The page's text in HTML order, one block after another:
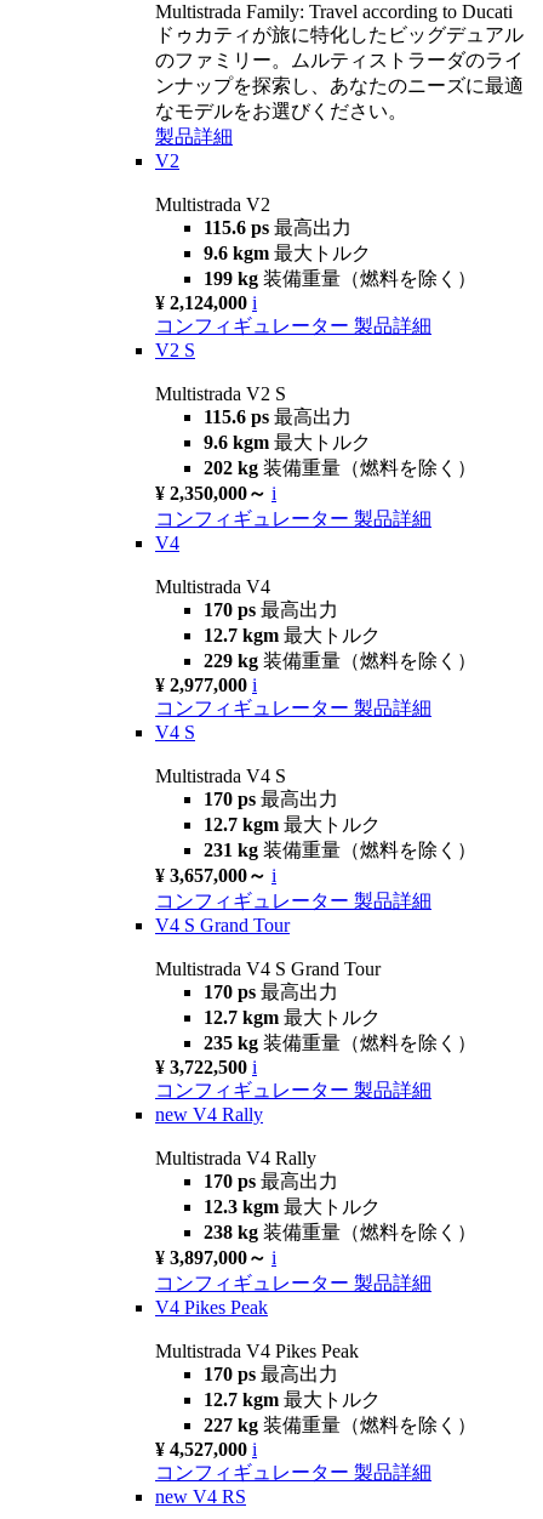
Multistrada Family: Travel according to Ducati
ドゥカティが旅に特化したビッグデュアル
のファミリー。ムルティストラーダのライ
ンナップを探索し、あなたのニーズに最適
なモデルをお選びください。
製品詳細
V2
Multistrada V2
115.6 ps 最高出力
9.6 kgm 最大トルク
199 kg 装備重量（燃料を除く）
¥ 2,124,000 i
コンフィギュレーター 製品詳細
V2 S
Multistrada V2 S
115.6 ps 最高出力
9.6 kgm 最大トルク
202 kg 装備重量（燃料を除く）
¥ 2,350,000～ i
コンフィギュレーター 製品詳細
V4
Multistrada V4
170 ps 最高出力
12.7 kgm 最大トルク
229 kg 装備重量（燃料を除く）
¥ 2,977,000 i
コンフィギュレーター 製品詳細
V4 S
Multistrada V4 S
170 ps 最高出力
12.7 kgm 最大トルク
231 kg 装備重量（燃料を除く）
¥ 3,657,000～ i
コンフィギュレーター 製品詳細
V4 S Grand Tour
Multistrada V4 S Grand Tour
170 ps 最高出力
12.7 kgm 最大トルク
235 kg 装備重量（燃料を除く）
¥ 3,722,500 i
コンフィギュレーター 製品詳細
new V4 Rally
Multistrada V4 Rally
170 ps 最高出力
12.3 kgm 最大トルク
238 kg 装備重量（燃料を除く）
¥ 3,897,000～ i
コンフィギュレーター 製品詳細
V4 Pikes Peak
Multistrada V4 Pikes Peak
170 ps 最高出力
12.7 kgm 最大トルク
227 kg 装備重量（燃料を除く）
¥ 4,527,000 i
コンフィギュレーター 製品詳細
new V4 RS